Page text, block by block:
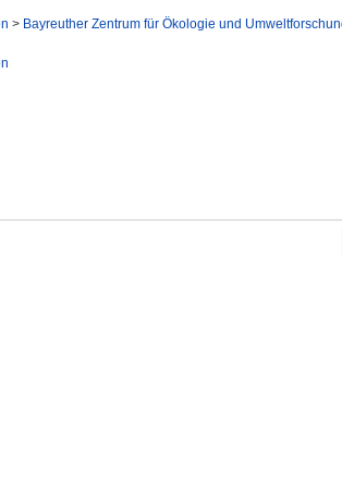
> Bayreuther Zentrum für Ökologie und